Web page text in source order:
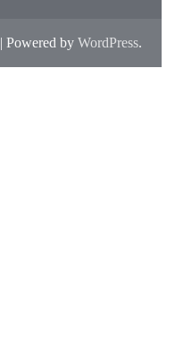
| Powered by WordPress.